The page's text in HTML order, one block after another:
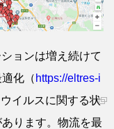
ョンは増え続けて
化（ https://eltres-i
イルスに関する状
ります。物流を最